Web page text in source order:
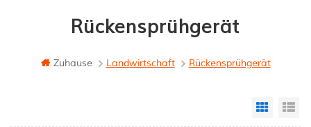
Rückensprühgerät
Zuhause Landwirtschaft Rückensprühgerät
Grid